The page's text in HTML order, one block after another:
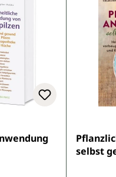
Bewertung von 3 von 5
selbst